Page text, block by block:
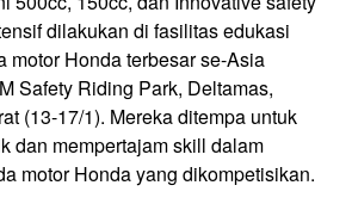
dilakukan di fasilitas edukasi
motor Honda terbesar se-Asia
Safety Riding Park, Deltamas,
(13-17/1). Mereka ditempa untuk
dan mempertajam skill dalam
motor Honda yang dikompetisikan.